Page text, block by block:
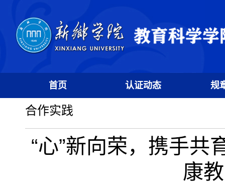
首页 认证动态 规
合作实践
“心”新向荣，携手
康